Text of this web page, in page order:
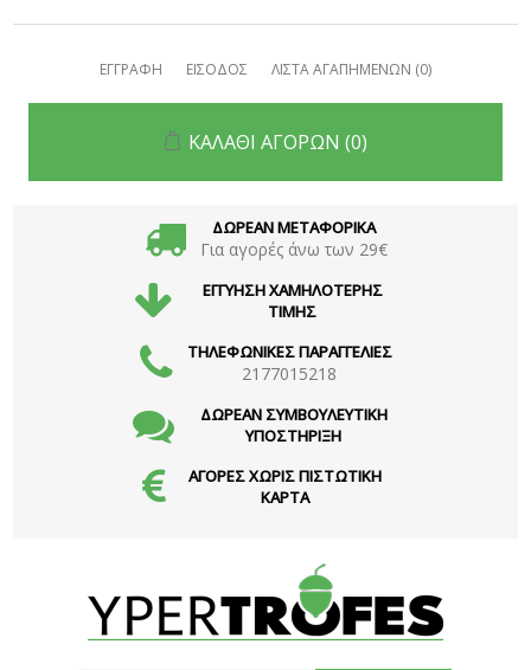
ΕΓΓΡΑΦΗ ΕΙΣΟΔΟΣ ΛΙΣΤΑ ΑΓΑΠΗΜΕΝΩΝ (0)
ΚΑΛΑΘΙ ΑΓΟΡΩΝ (0)
ΔΩΡΕΑΝ ΜΕΤΑΦΟΡΙΚΑ
Για αγορές άνω των 29€
ΕΓΓΥΗΣΗ ΧΑΜΗΛΟΤΕΡΗΣ
ΤΙΜΗΣ
ΤΗΛΕΦΩΝΙΚΕΣ ΠΑΡΑΓΓΕΛΙΕΣ
2177015218
ΔΩΡΕΑΝ ΣΥΜΒΟΥΛΕΥΤΙΚΗ
ΥΠΟΣΤΗΡΙΞΗ
ΑΓΟΡΕΣ ΧΩΡΙΣ ΠΙΣΤΩΤΙΚΗ
ΚΑΡΤΑ